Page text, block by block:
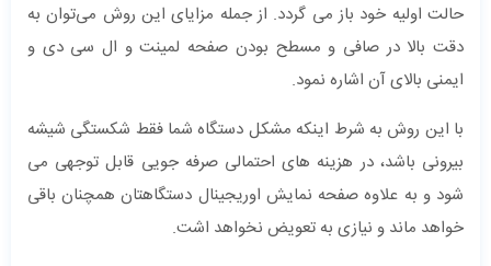
حالت اولیه خود باز می گردد. از جمله مزایای این روش می‌توان به
دقت بالا در صافی و مسطح بودن صفحه لمینت و ال سی دی و
ایمنی بالای آن اشاره نمود.
با این روش به شرط اینکه مشکل دستگاه شما فقط شکستگی شیشه
بیرونی باشد، در هزینه های احتمالی صرفه جویی قابل توجهی می
شود و به علاوه صفحه نمایش اوریجینال دستگاهتان همچنان باقی
خواهد ماند و نیازی به تعویض نخواهد اشت.